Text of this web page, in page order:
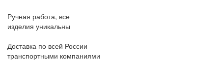
Ручная работа, все
изделия уникальны
Доставка по всей России
транспортными компаниями